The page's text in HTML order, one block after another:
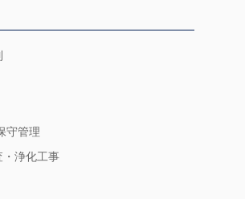
守管理
浄化工事